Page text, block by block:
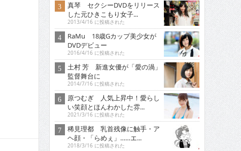
真琴 セクシーDVDをリリース
した元ひきこもり女子...
2013/4/16 に投稿された
RaMu 18歳Gカップ美少女が
DVDデビュー
2016/4/16 に投稿された
土村 芳 新進女優が「愛の渦」
監督舞台に
2014/7/16 に投稿された
原つむぎ 人気上昇中！愛らし
い笑顔とほんわかした雰...
2021/3/16 に投稿された
稀見理都 乳首残像に触手・ア
ヘ顔・「らめぇ」……エ...
2018/3/16 に投稿された